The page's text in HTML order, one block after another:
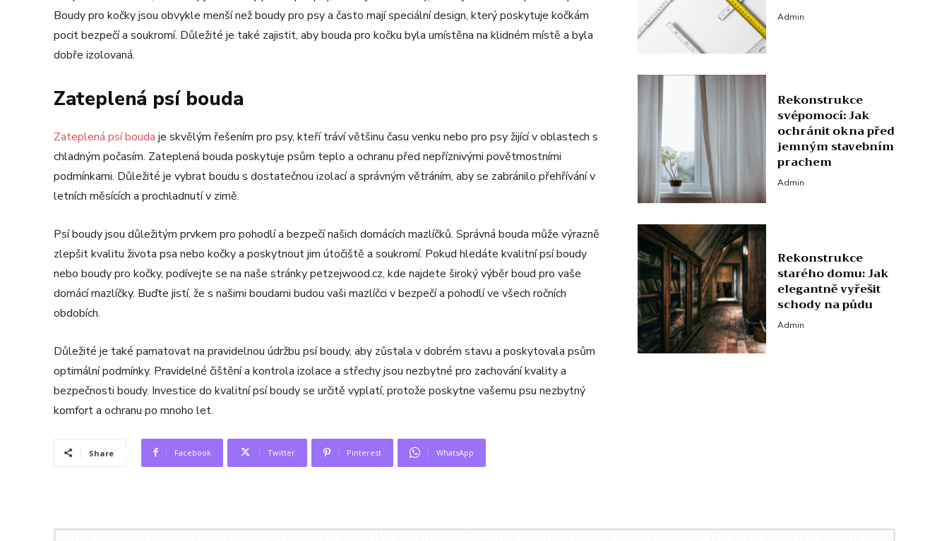
Boudy pro kočky jsou obvykle menší než boudy pro psy a často mají speciální design, který poskytuje kočkám
pocit bezpečí a soukromí. Důležité je také zajistit, aby bouda pro kočku byla umístěna na klidném místě a byla
dobře izolovaná.
Zateplená psí bouda
Zateplená psí bouda je skvělým řešením pro psy, kteří tráví většinu času venku nebo pro psy žijící v oblastech s
chladným počasím. Zateplená bouda poskytuje psům teplo a ochranu před nepříznivými povětrnostními
podmínkami. Důležité je vybrat boudu s dostatečnou izolací a správným větráním, aby se zabránilo přehřívání v
letních měsících a prochladnutí v zimě.
Psí boudy jsou důležitým prvkem pro pohodlí a bezpečí našich domácích mazlíčků. Správná bouda může výrazně
zlepšit kvalitu života psa nebo kočky a poskytnout jim útočiště a soukromí. Pokud hledáte kvalitní psí boudy
nebo boudy pro kočky, podívejte se na naše stránky petzejwood.cz, kde najdete široký výběr boud pro vaše
domácí mazlíčky. Buďte jistí, že s našimi boudami budou vaši mazlíčci v bezpečí a pohodlí ve všech ročních
obdobích.
Důležité je také pamatovat na pravidelnou údržbu psí boudy, aby zůstala v dobrém stavu a poskytovala psům
optimální podmínky. Pravidelné čištění a kontrola izolace a střechy jsou nezbytné pro zachování kvality a
bezpečnosti boudy. Investice do kvalitní psí boudy se určitě vyplatí, protože poskytne vašemu psu nezbytný
komfort a ochranu po mnoho let.
Share Facebook Twitter Pinterest WhatsApp
Admin
Rekonstrukce
svépomocí: Jak
ochránit okna před
jemným stavebním
prachem
Admin
Rekonstrukce
starého domu: Jak
elegantně vyřešit
schody na půdu
Admin